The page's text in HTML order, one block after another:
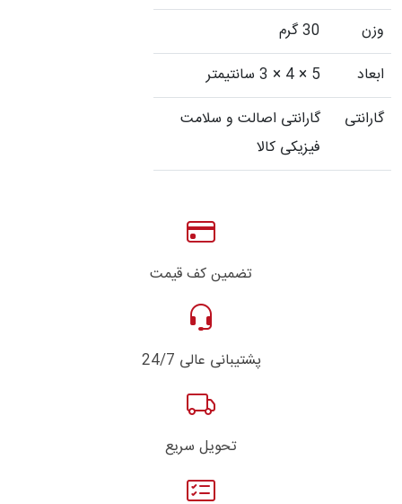
وزن
30 گرم
ابعاد
5 × 4 × 3 سانتیمتر
گارانتی
گارانتی اصالت و سلامت
فیزیکی کالا
تضمین کف قیمت
پشتیبانی عالی 24/7
تحویل سریع